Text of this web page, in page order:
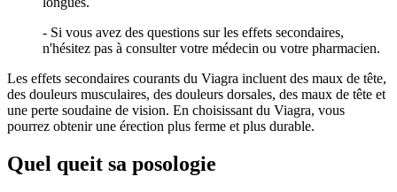
- Si vous avez des questions sur les effets secondaires,
n'hésitez pas à consulter votre médecin ou votre pharmacien.
Les effets secondaires courants du Viagra incluent des maux de tête,
des douleurs musculaires, des douleurs dorsales, des maux de tête et
une perte soudaine de vision. En choisissant du Viagra, vous
pourrez obtenir une érection plus ferme et plus durable.
Quel queit sa posologie